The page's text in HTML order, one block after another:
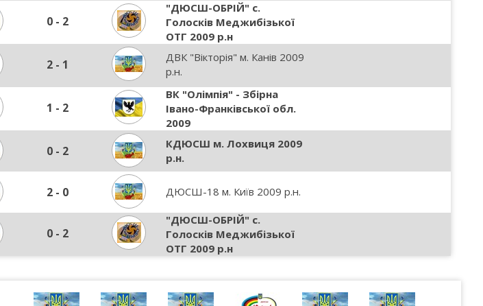
0 - 2
"ДЮСШ-ОБРІЙ" с.
Голосків Меджибізької
ОТГ 2009 р.н
2 - 1
ДВК "Вікторія" м. Канів 2009
р.н.
1 - 2
ВК "Олімпія" - Збірна
Івано-Франківської обл.
2009
0 - 2
КДЮСШ м. Лохвиця 2009
р.н.
2 - 0 ДЮСШ-18 м. Київ 2009 р.н.
0 - 2
"ДЮСШ-ОБРІЙ" с.
Голосків Меджибізької
ОТГ 2009 р.н